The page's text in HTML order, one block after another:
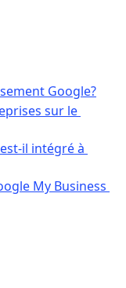
Google?
sur le
il intégré à
My Business